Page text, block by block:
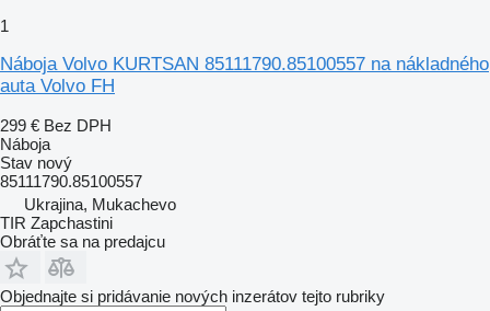
1
Náboja Volvo KURTSAN 85111790.85100557 na nákladného
auta Volvo FH
299 € Bez DPH
Náboja
Stav nový
85111790.85100557
Ukrajina, Mukachevo
TIR Zapchastini
Obráťte sa na predajcu
Objednajte si pridávanie nových inzerátov tejto rubriky